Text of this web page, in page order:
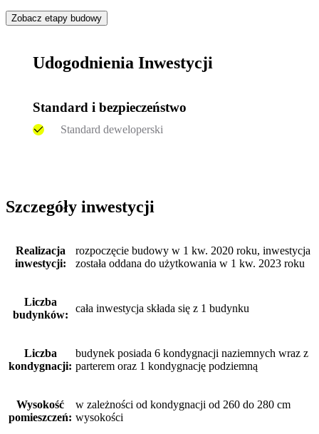
Zobacz etapy budowy
Udogodnienia Inwestycji
Standard i bezpieczeństwo
Standard deweloperski
Szczegóły inwestycji
Realizacja
inwestycji:
rozpoczęcie budowy w 1 kw. 2020 roku, inwestycja
została oddana do użytkowania w 1 kw. 2023 roku
Liczba
budynków:
cała inwestycja składa się z 1 budynku
Liczba
kondygnacji:
budynek posiada 6 kondygnacji naziemnych wraz z
parterem oraz 1 kondygnację podziemną
Wysokość
pomieszczeń:
w zależności od kondygnacji od 260 do 280 cm
wysokości